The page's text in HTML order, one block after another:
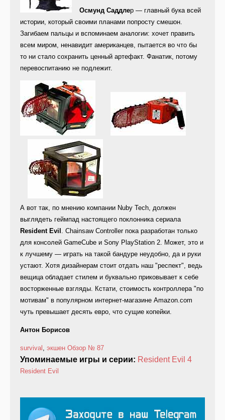
Осмунд Саддлер — главный бука всей
истории, который своими планами попросту смешон.
Загибаем пальцы и вспоминаем аналогии: хочет править
всем миром, ненавидит американцев, пытается во что бы
то ни стало сохранить ценный артефакт. Фанатик, потому
перевоспитанию не подлежит.
А вот так, по мнению компании Nuby Tech, должен
выглядеть геймпад настоящего поклонника сериала
Resident Evil
. Chainsaw Controller пока разработан только
для консолей GameCube и Sony PlayStation 2. Может, это и
к лучшему — играть на такой бандуре неудобно, да и руки
устают. Хотя дизайнерам стоит отдать наш "респект", ведь
вещица обладает стилем и буквально приковывает к себе
восторженные взгляды. Кстати, стоимость контроллера "по
мотивам" в популярном интернет-магазине Amazon.com
чуть превышает десять евро, что сущие копейки.
Антон Борисов
survival экшен Обзор № 87
Упоминаемые игры и серии: Resident Evil 4
Resident Evil